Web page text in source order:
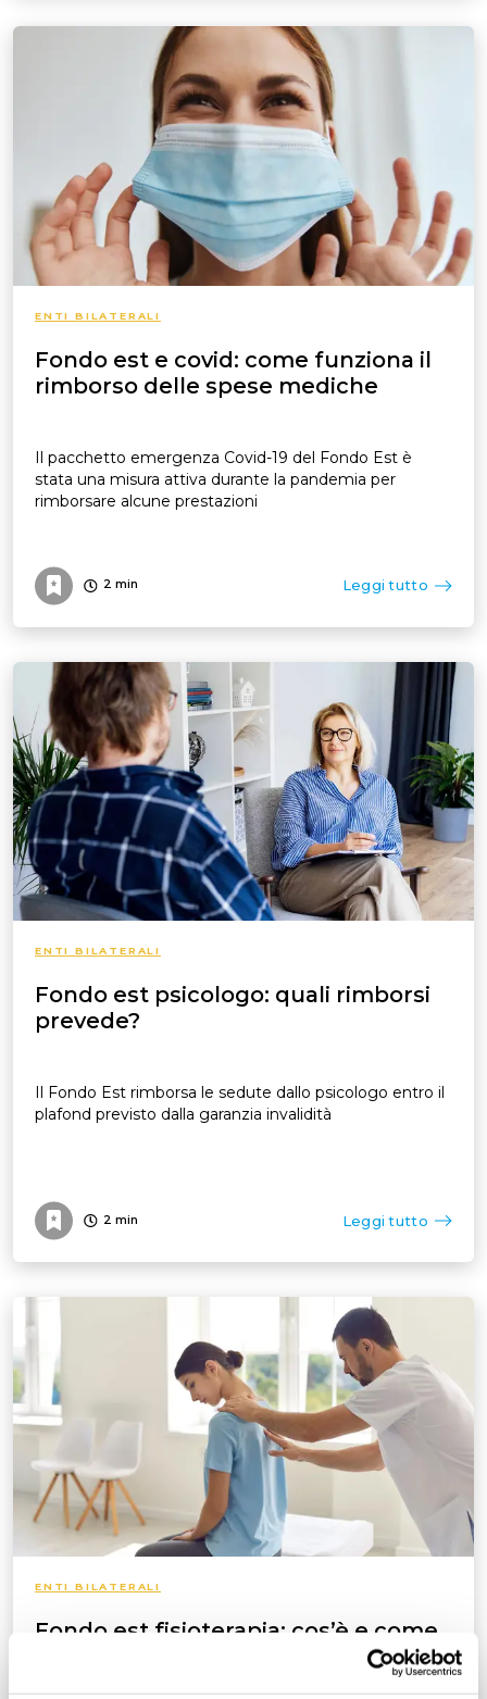
ENTI BILATERALI
Fondo est e covid: come funziona il
rimborso delle spese mediche
Il pacchetto emergenza Covid-19 del Fondo Est è
stata una misura attiva durante la pandemia per
rimborsare alcune prestazioni
2 min Leggi tutto
ENTI BILATERALI
Fondo est psicologo: quali rimborsi
prevede?
Il Fondo Est rimborsa le sedute dallo psicologo entro il
plafond previsto dalla garanzia invalidità
2 min Leggi tutto
ENTI BILATERALI
Fondo est fisioterapia: cos’è e come